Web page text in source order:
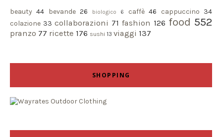
beauty 44 bevande 26 biologico 6 caffè 46 cappuccino 34
colazione 33 collaborazioni 71 fashion 126 food 552
pranzo 77 ricette 176 sushi 13 viaggi 137
SHOPPING